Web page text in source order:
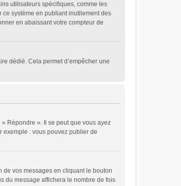
utilisateurs spécifiques, comme les
ce système en publiant inutilement des
en abaissant votre compteur de
dédié. Cela permet d’empêcher une
Répondre ». Il se peut que vous ayez
exemple : vous pouvez publier de
de vos messages en cliquant le bouton
du message affichera le nombre de fois